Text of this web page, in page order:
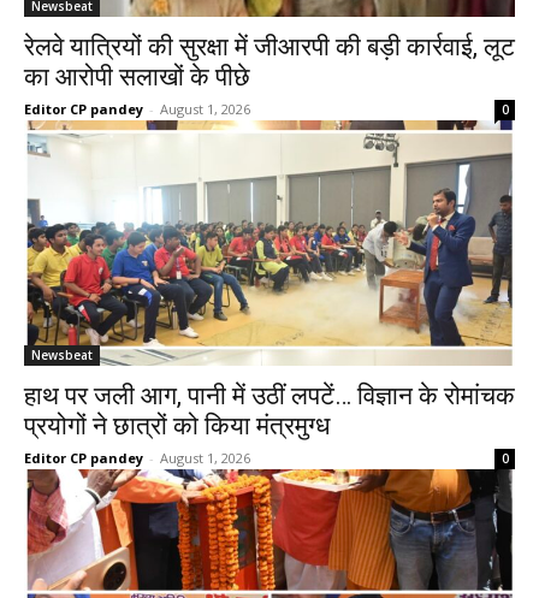
Newsbeat
रेलवे यात्रियों की सुरक्षा में जीआरपी की बड़ी कार्रवाई, लूट
का आरोपी सलाखों के पीछे
Editor CP pandey - August 1, 2026 0
Newsbeat
हाथ पर जली आग, पानी में उठीं लपटें… विज्ञान के रोमांचक
प्रयोगों ने छात्रों को किया मंत्रमुग्ध
Editor CP pandey - August 1, 2026 0